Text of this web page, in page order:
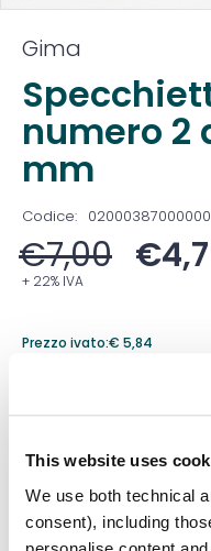
This website uses
We use both technical
consent), including
Gima
numero 2
mm
Codice: 02000387000000
€7,00 €
+ 22% IVA
Prezzo ivato:€ 5,84
Prezzo migliore nei 30
Quantità